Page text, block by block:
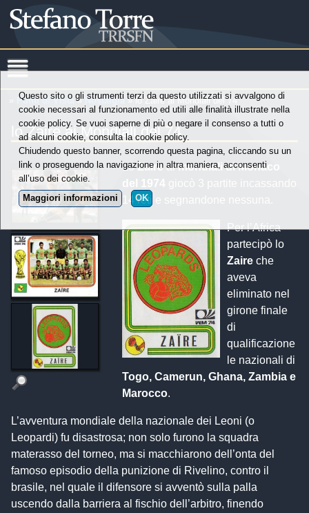
Punti di Vista » Nostalgia » lo Zaire ai Mondiali del 74
lo Zaire ai Mondiali del 74
LoZaireaimondiali di Monaco
14 reti e segnandone nessuna.
Per l’Africa
partecipò lo
Zaireche
aveva
eliminato nel
girone finale
di
qualificazione
le nazionali di
Togo, Camerun, Ghana, Zambia e
Marocco.
L’avventura mondiale della nazionale dei Leoni (o
Leopardi) fu disastrosa; non solo furono la squadra
materasso del torneo, ma si macchiarono dell’onta del
famoso episodio della punizione di Rivelino, contro il
brasile, nel quale il difensore si avventò sulla palla
uscendo dalla barriera al fischio dell’arbitro, finendo
Questo sito o gli strumenti terzi da questo utilizzati si avvalgono di
cookie necessari al funzionamento ed utili alle finalità illustrate nella
cookie policy. Se vuoi saperne di più o negare il consenso a tutti o
ad alcuni cookie, consulta la cookie policy.
Chiudendo questo banner, scorrendo questa pagina, cliccando su un
link o proseguendo la navigazione in altra maniera, acconsenti
all’uso dei cookie.
Maggiori informazioni
OK